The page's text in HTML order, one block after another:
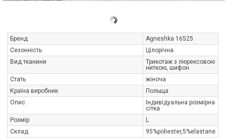
Бренд
Agneshka 16525
Сезонність
Цілорічна
Вид тканини
Трикотаж з люрексовою
ниткою, шифон
Стать
жіноча
Країна виробник
Польща
Опис
Індивідуальна розмірна
сітка
Розмір
L
Склад
95%poliester,5%elastane